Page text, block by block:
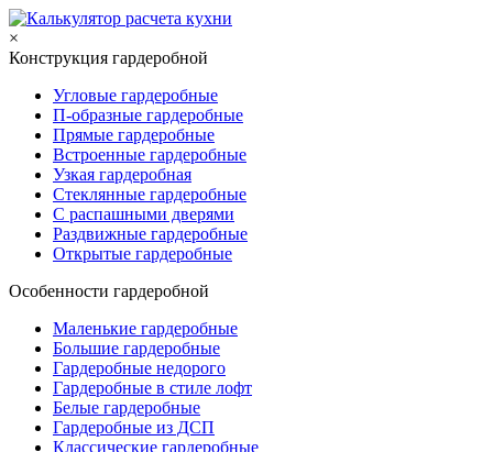
×
Конструкция гардеробной
Угловые гардеробные
П-образные гардеробные
Прямые гардеробные
Встроенные гардеробные
Узкая гардеробная
Стеклянные гардеробные
С распашными дверями
Раздвижные гардеробные
Открытые гардеробные
Особенности гардеробной
Маленькие гардеробные
Большие гардеробные
Гардеробные недорого
Гардеробные в стиле лофт
Белые гардеробные
Гардеробные из ДСП
Классические гардеробные